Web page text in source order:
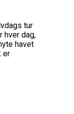
tur
hver dag,
havet
er